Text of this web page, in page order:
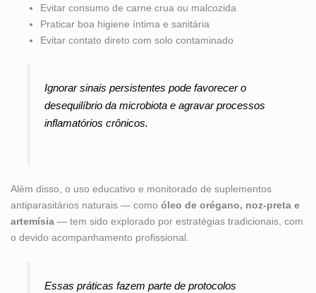
Evitar consumo de carne crua ou malcozida
Praticar boa higiene íntima e sanitária
Evitar contato direto com solo contaminado
Ignorar sinais persistentes pode favorecer o
desequilíbrio da microbiota e agravar processos
inflamatórios crônicos.
Além disso, o uso educativo e monitorado de suplementos
antiparasitários naturais — como óleo de orégano, noz-preta e
artemísia — tem sido explorado por estratégias tradicionais, com
o devido acompanhamento profissional.
Essas práticas fazem parte de protocolos